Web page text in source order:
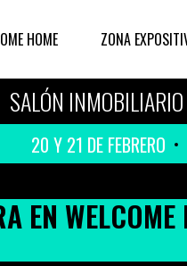
HOME ZONA
SALÓN INMOBILIARIO
20 Y 21 DE FEBRERO
EN